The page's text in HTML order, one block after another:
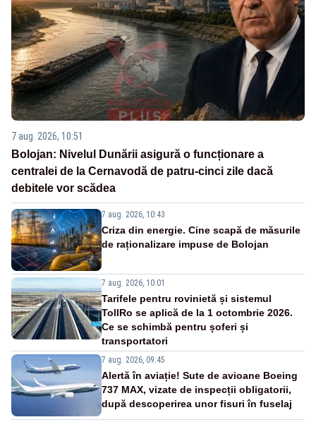
7 aug. 2026, 10:51
Bolojan: Nivelul Dunării asigură o funcționare a
centralei de la Cernavodă de patru-cinci zile dacă
debitele vor scădea
7 aug. 2026, 10:43
Criza din energie. Cine scapă de măsurile
de raționalizare impuse de Bolojan
7 aug. 2026, 10:01
Tarifele pentru rovinietă și sistemul
TollRo se aplică de la 1 octombrie 2026.
Ce se schimbă pentru șoferi și
transportatori
7 aug. 2026, 09:45
Alertă în aviație! Sute de avioane Boeing
737 MAX, vizate de inspecții obligatorii,
după descoperirea unor fisuri în fuselaj